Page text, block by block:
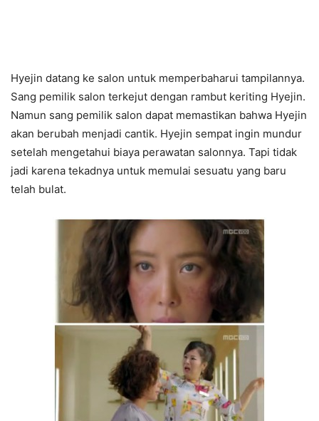
Hyejin datang ke salon untuk memperbaharui tampilannya.
Sang pemilik salon terkejut dengan rambut keriting Hyejin.
Namun sang pemilik salon dapat memastikan bahwa Hyejin
akan berubah menjadi cantik. Hyejin sempat ingin mundur
setelah mengetahui biaya perawatan salonnya. Tapi tidak
jadi karena tekadnya untuk memulai sesuatu yang baru
telah bulat.